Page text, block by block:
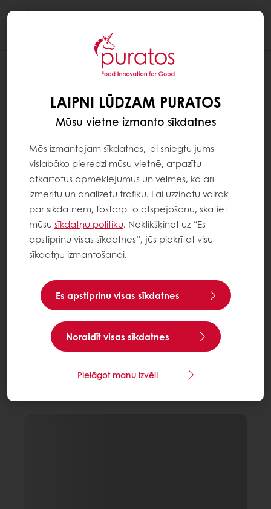
LAIPNI LŪDZAM PURATOS
Mūsu vietne izmanto sīkdatnes
Mēs izmantojam sīkdatnes, lai sniegtu jums
vislabāko pieredzi mūsu vietnē, atpazītu
atkārtotus apmeklējumus un vēlmes, kā arī
izmērītu un analizētu trafiku. Lai uzzinātu vairāk
par sīkdatnēm, tostarp to atspējošanu, skatiet
mūsu sīkdatņu politiku. Noklikšķinot uz “Es
apstiprinu visas sīkdatnes”, jūs piekrītat visu
sīkdatņu izmantošanai.
Es apstiprinu visas sīkdatnes
Noraidīt visas sīkdatnes
Pielāgot manu izvēli